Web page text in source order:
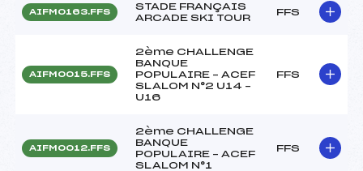
AIFM0163.FFS
STADE FRANÇAIS
ARCADE SKI TOUR
FFS
AIFM0015.FFS
2ème CHALLENGE
BANQUE
POPULAIRE – ACEF
SLALOM N°2 U14 –
U16
FFS
AIFM0012.FFS
2ème CHALLENGE
BANQUE
POPULAIRE – ACEF
SLALOM N°1
FFS